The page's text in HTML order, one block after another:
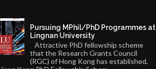
Pursuing MPhil/PhD Programmes at
Lingnan University
Attractive PhD fellowship scheme
that the Research Grants Council
(RGC) of Hong Kong has established,